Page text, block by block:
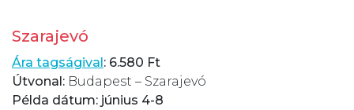
Szarajevó
Ára tagságival: 6.580 Ft
Útvonal: Budapest – Szarajevó
Példa dátum: június 4-8